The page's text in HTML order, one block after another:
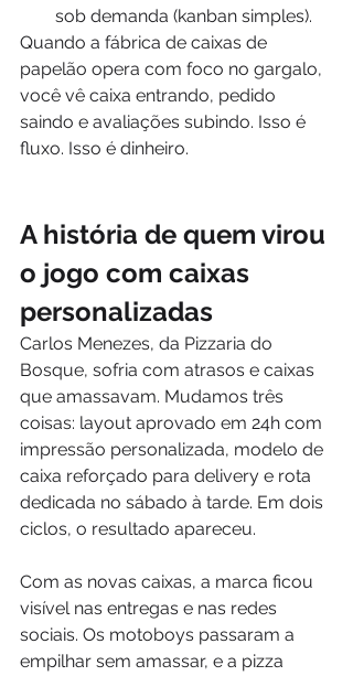
sob demanda (kanban simples).
Quando a fábrica de caixas de
papelão opera com foco no gargalo,
você vê caixa entrando, pedido
saindo e avaliações subindo. Isso é
fluxo. Isso é dinheiro.
A história de quem virou
o jogo com caixas
personalizadas
Carlos Menezes, da Pizzaria do
Bosque, sofria com atrasos e caixas
que amassavam. Mudamos três
coisas: layout aprovado em 24h com
impressão personalizada, modelo de
caixa reforçado para delivery e rota
dedicada no sábado à tarde. Em dois
ciclos, o resultado apareceu.
Com as novas caixas, a marca ficou
visível nas entregas e nas redes
sociais. Os motoboys passaram a
empilhar sem amassar, e a pizza